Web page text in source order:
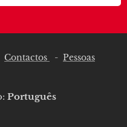
Contactos - Pessoas
Português